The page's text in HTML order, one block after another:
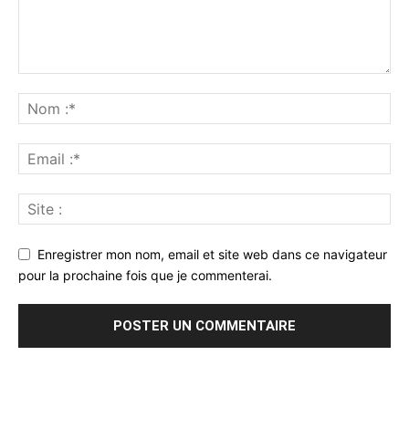
Enregistrer mon nom, email et site web dans ce navigateur
pour la prochaine fois que je commenterai.